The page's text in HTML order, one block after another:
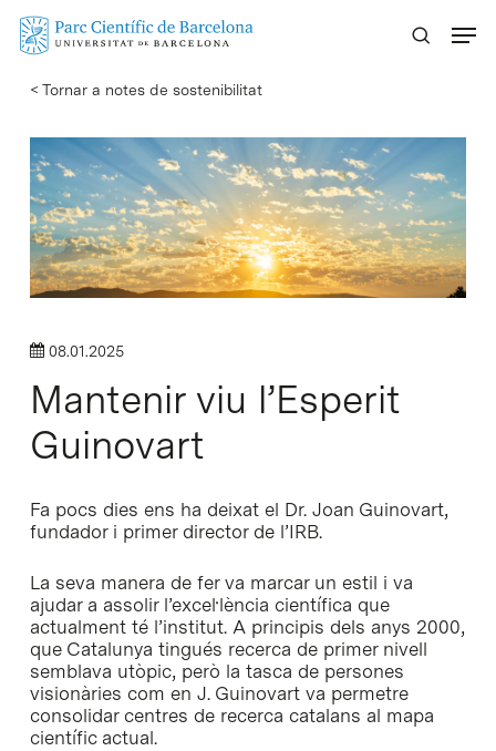
Skip
content
< Tornar a notes de sostenibilitat
08.01.2025
Mantenir viu l’Esperit
Guinovart
Fa pocs dies ens ha deixat el Dr. Joan Guinovart,
fundador i primer director de l’IRB.
La seva manera de fer va marcar un estil i va
ajudar a assolir l’excel·lència científica que
actualment té l’institut. A principis dels anys 2000,
que Catalunya tingués recerca de primer nivell
semblava utòpic, però la tasca de persones
visionàries com en J. Guinovart va permetre
consolidar centres de recerca catalans al mapa
científic actual.